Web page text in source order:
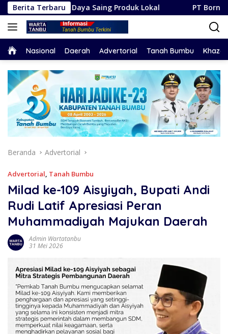
Langsung
ke
konten
Berita Terbaru
Daya Saing Produk Lokal PT Borneo Indobara
HomeNasional Daerah Advertorial Tanah Bumbu
Beranda Advertorial
Advertorial, Tanah Bumbu
Milad ke-109 Aisyiyah, Bupati Andi
Rudi Latif Apresiasi Peran
Muhammadiyah Majukan Daerah
Admin Wartatanbu
31 Mei 2026